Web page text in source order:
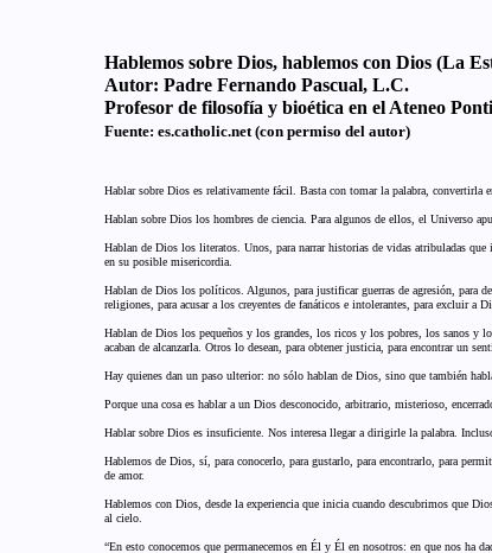
Hablemos sobre Dios, hablemos con Dios (La
Autor: Padre Fernando Pascual, L.C.
Profesor de filosofía y bioética en el Ateneo
Fuente: es.catholic.net(con permiso del autor)
Hablar sobre Dios es relativamente fácil. Basta con tomar la palabra, convertirla
Hablan sobre Dios los hombres de ciencia. Para algunos de ellos, el Universo
Hablan de Dios los literatos. Unos, para narrar historias de vidas atribuladas que
en su posible misericordia.
Hablan de Dios los políticos. Algunos, para justificar guerras de agresión, para
religiones, para acusar a los creyentes de fanáticos e intolerantes, para excluir a
Hablan de Dios los pequeños y los grandes, los ricos y los pobres, los sanos y
acaban de alcanzarla. Otros lo desean, para obtener justicia, para encontrar un
Hay quienes dan un paso ulterior: no sólo hablan de Dios, sino que también
Porque una cosa es hablar a un Dios desconocido, arbitrario, misterioso,
Hablar sobre Dios es insuficiente. Nos interesa llegar a dirigirle la palabra.
Hablemos de Dios, sí, para conocerlo, para gustarlo, para encontrarlo, para
de amor.
Hablemos con Dios, desde la experiencia que inicia cuando descubrimos que
al cielo.
“En esto conocemos que permanecemos en Él y Él en nosotros: en que nos